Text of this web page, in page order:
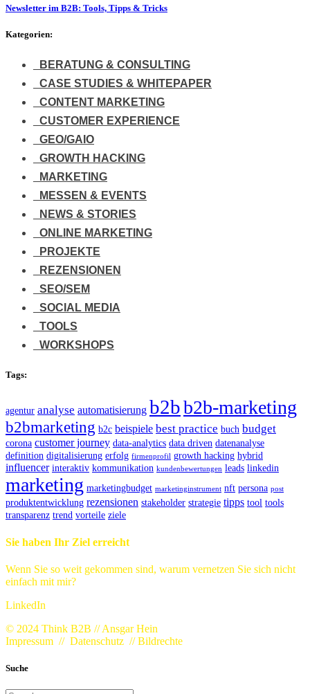
Newsletter im B2B: Tools, Tipps & Tricks
Kategorien:
BERATUNG & CONSULTING
CASE STUDIES & WHITEPAPER
CONTENT MARKETING
CUSTOMER EXPERIENCE
GEO/GAIO
GROWTH HACKING
MARKETING
MESSEN & EVENTS
NEWS & STORIES
ONLINE MARKETING
PROJEKTE
REZENSIONEN
SEO/SEM
SOCIAL MEDIA
TOOLS
WORKSHOPS
Tags:
agentur analyse automatisierung b2bb2b-marketing
b2bmarketing b2c beispiele best practice buch budget
corona customer journey data-analytics data driven datenanalyse
definition digitalisierung erfolg firmenprofil growth hacking hybrid
influencer interaktiv kommunikation kundenbewertungen leads linkedin
marketing marketingbudget marketinginstrument nft persona post
produktentwicklung rezensionen stakeholder strategie tipps tool tools
transparenz trend vorteile ziele
Sie haben Ihr Ziel erreicht
Wenn Sie so weit gekommen sind, warum vernetzen Sie sich nicht
einfach mit mir?
LinkedIn
© 2024 Think B2B // Ansgar Hein
Impressum // Datenschutz //Bildrechte
Suche